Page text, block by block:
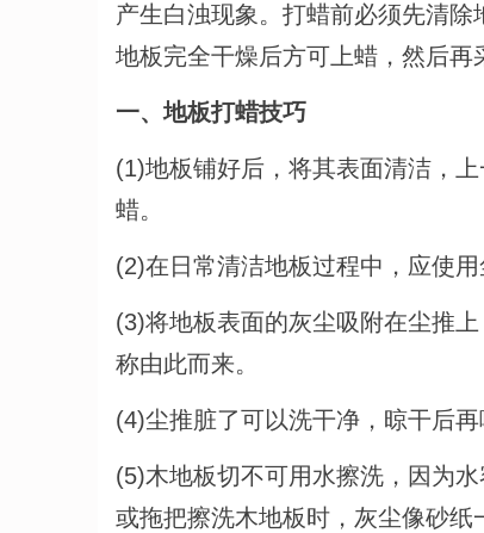
产生白浊现象。打蜡前必须先清
地板完全干燥后方可上蜡，然后再
一、地板打蜡技巧
(1)地板铺好后，将其表面清洁，
蜡。
(2)在日常清洁地板过程中，应使
(3)将地板表面的灰尘吸附在尘推
称由此而来。
(4)尘推脏了可以洗干净，晾干后再
(5)木地板切不可用水擦洗，因为
或拖把擦洗木地板时，灰尘像砂